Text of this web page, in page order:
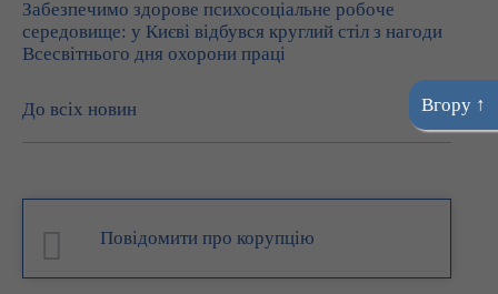
Забезпечимо здорове психосоціальне робоче
середовище: у Києві відбувся круглий стіл з нагоди
Всесвітнього дня охорони праці
До всіх новин
Повідомити про корупцію
Вгору ↑